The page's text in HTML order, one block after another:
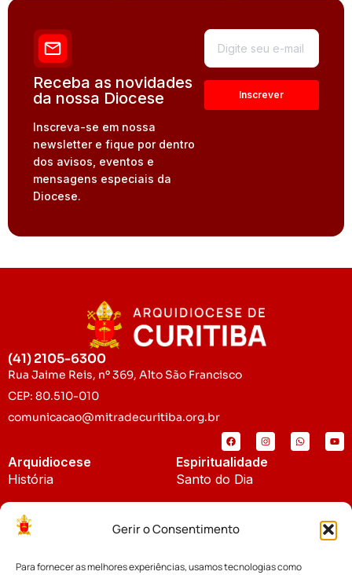
Gerir o Consentimento
Para fornecer as melhores experiências, usamos tecnologias como
Receba as novidades
da nossa Diocese
Inscreva-se em nossa
newsletter e fique por dentro
dos avisos, eventos e
mensagens especiais da
Diocese.
(41) 2105-6300
Rua Jaime Reis, nº 369, Alto São Francisco
CEP: 80.510-010
comunicacao@mitradecuritiba.org.br
Arquidiocese
História
Padroeira
Espiritualidade
Santo do Dia
Notícias
Cúria Diocesana